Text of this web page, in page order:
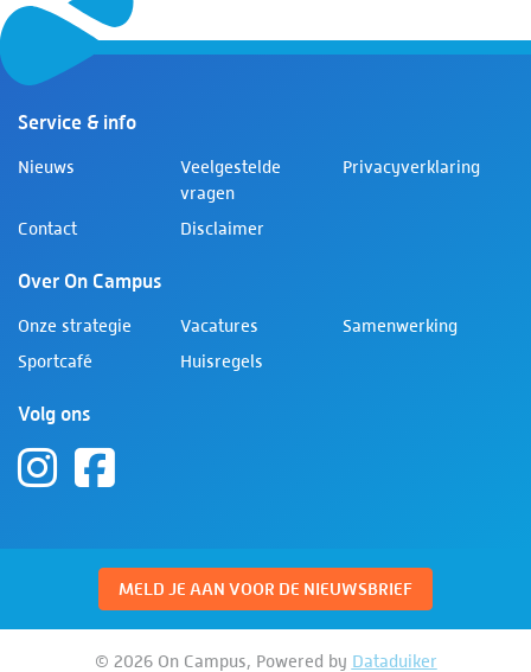
Service & info
Nieuws
Veelgestelde
vragen
Privacyverklaring
Contact Disclaimer
Over On Campus
Onze strategie Vacatures
Samenwerking
Sportcafé
Huisregels
Volg ons
MELD JE AAN VOOR DE NIEUWSBRIEF
© 2026 On Campus, Powered by Dataduiker